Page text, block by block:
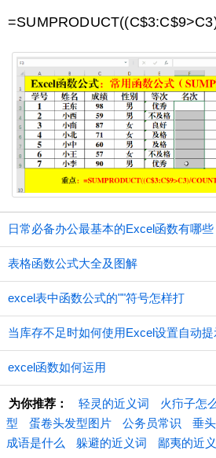
日常必备办公最基本的Excel函数有哪些
表格函数公式大全及图解
excel表中函数公式的""符号怎样打
当库存不足时如何使用Excel设置自动提
excel函数如何运用
为你推荐： 轻灵的近义词 火疖子怎
型
蛋卷头发型图片 公务员常识 垂
成语是什么
躲避的近义词 鄙夷的近